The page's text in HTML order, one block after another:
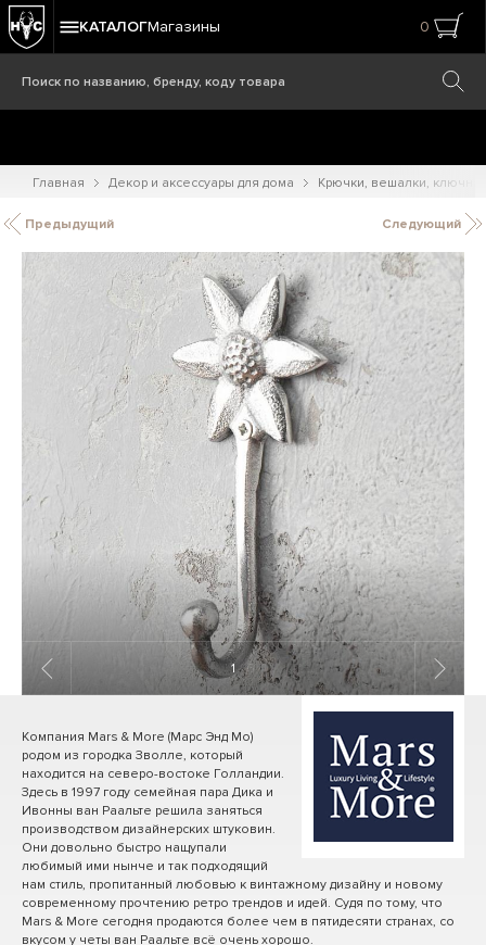
КАТАЛОГМагазины 0
Главная Декор и аксессуары для дома Крючки, вешалки,
Предыдущий Следующий
1/ 6
Компания Mars & More (Марс Энд Мо)
родом из городка Зволле, который
находится на северо-востоке Голландии.
Здесь в 1997 году семейная пара Дика и
Ивонны ван Раальте решила заняться
производством дизайнерских штуковин.
Они довольно быстро нащупали
любимый ими нынче и так подходящий
нам стиль, пропитанный любовью к винтажному дизайну и новому
современному прочтению ретро трендов и идей. Судя по тому, что
Mars & More сегодня продаются более чем в пятидесяти странах, со
вкусом у четы ван Раальте всё очень хорошо.